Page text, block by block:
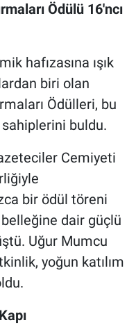
Ödülü 16'ncı
hafızasına ışık
biri olan
Ödülleri, bu
sahiplerini buldu.
Cemiyeti
bir ödül töreni
dair güçlü
Uğur Mumcu
yoğun katılım